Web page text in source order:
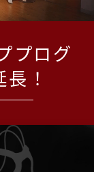
プログ
！